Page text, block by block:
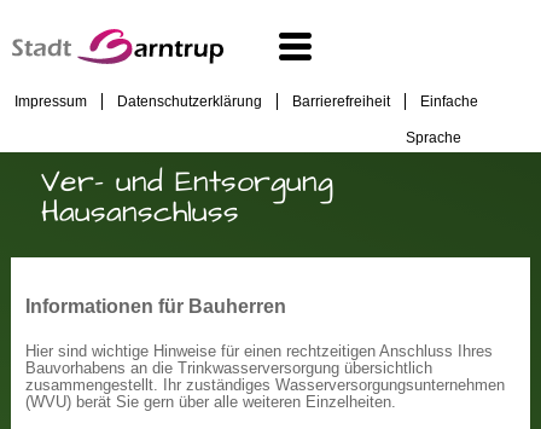
Impressum Datenschutzerklärung Barrierefreiheit Einfache
Sprache
Ver- und Entsorgung
Hausanschluss
Informationen für Bauherren
Hier sind wichtige Hinweise für einen rechtzeitigen Anschluss Ihres
Bauvorhabens an die Trinkwasserversorgung übersichtlich
zusammengestellt. Ihr zuständiges Wasserversorgungsunternehmen
(WVU) berät Sie gern über alle weiteren Einzelheiten.